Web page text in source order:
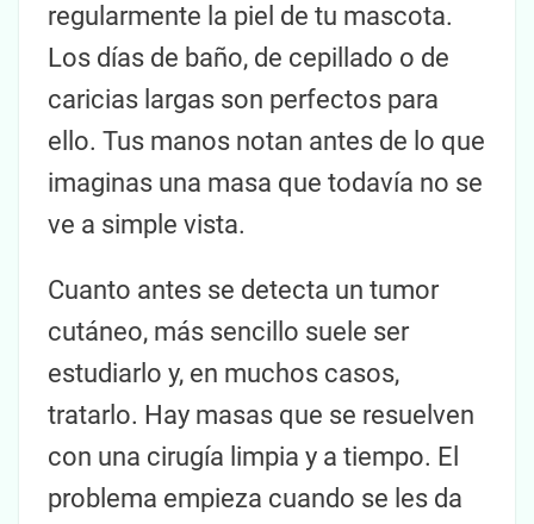
regularmente la piel de tu mascota.
Los días de baño, de cepillado o de
caricias largas son perfectos para
ello. Tus manos notan antes de lo que
imaginas una masa que todavía no se
ve a simple vista.
Cuanto antes se detecta un tumor
cutáneo, más sencillo suele ser
estudiarlo y, en muchos casos,
tratarlo. Hay masas que se resuelven
con una cirugía limpia y a tiempo. El
problema empieza cuando se les da